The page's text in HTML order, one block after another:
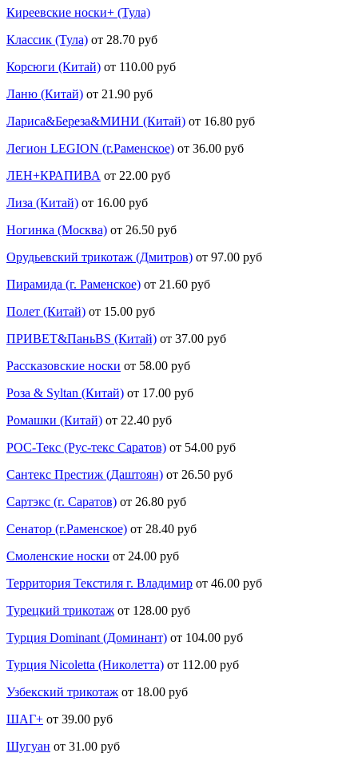
Киреевские носки+ (Тула)
Классик (Тула) от 28.70 руб
Корсюги (Китай) от 110.00 руб
Ланю (Китай) от 21.90 руб
Лариса&Береза&МИНИ (Китай) от 16.80 руб
Легион LEGION (г.Раменское) от 36.00 руб
ЛЕН+КРАПИВА от 22.00 руб
Лиза (Китай) от 16.00 руб
Ногинка (Москва) от 26.50 руб
Орудьевский трикотаж (Дмитров) от 97.00 руб
Пирамида (г. Раменское) от 21.60 руб
Полет (Китай) от 15.00 руб
ПРИВЕТ&ПаньBS (Китай) от 37.00 руб
Рассказовские носки от 58.00 руб
Роза & Syltan (Китай) от 17.00 руб
Ромашки (Китай) от 22.40 руб
РОС-Текс (Рус-текс Саратов) от 54.00 руб
Сантекс Престиж (Даштоян) от 26.50 руб
Сартэкс (г. Саратов) от 26.80 руб
Сенатор (г.Раменское) от 28.40 руб
Смоленские носки от 24.00 руб
Территория Текстиля г. Владимир от 46.00 руб
Турецкий трикотаж от 128.00 руб
Турция Dominant (Доминант) от 104.00 руб
Турция Nicoletta (Николетта) от 112.00 руб
Узбекский трикотаж от 18.00 руб
ШАГ+ от 39.00 руб
Шугуан от 31.00 руб